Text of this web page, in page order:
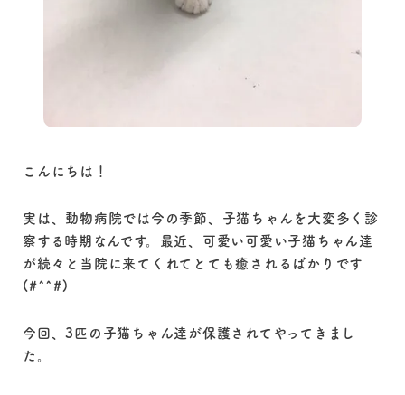
こんにちは！
実は、動物病院では今の季節、子猫ちゃんを大変多く診
察する時期なんです。最近、可愛い可愛い子猫ちゃん達
が続々と当院に来てくれてとても癒されるばかりです
(#^^#)
今回、3匹の子猫ちゃん達が保護されてやってきまし
た。